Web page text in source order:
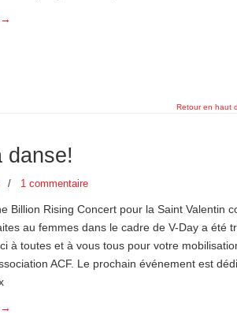
→
Retour en haut
danse!
/ 1 commentaire
Billion Rising Concert pour la Saint Valentin
au femmes dans le cadre de V-Day a été
à toutes et à vous tous pour votre
ACF. Le prochain événement est
→